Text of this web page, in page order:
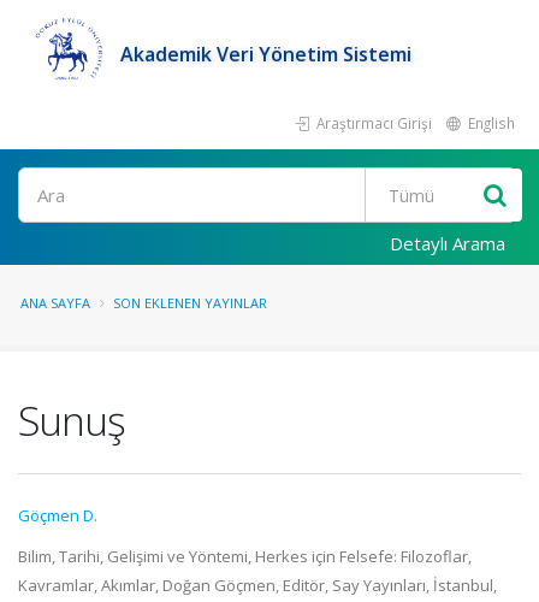
Akademik Veri Yönetim Sistemi
Araştırmacı Girişi English
Ara
Detaylı Arama
ANA SAYFA SON EKLENEN YAYINLAR
Sunuş
Göçmen D.
Bilim, Tarihi, Gelişimi ve Yöntemi, Herkes için Felsefe: Filozoflar,
Kavramlar, Akımlar, Doğan Göçmen, Editör, Say Yayınları, İstanbul,